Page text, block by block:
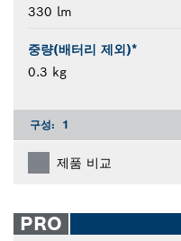
330 lm
중량(배터리 제외)*
0.3 kg
구성: 1
제품 비교
PRO